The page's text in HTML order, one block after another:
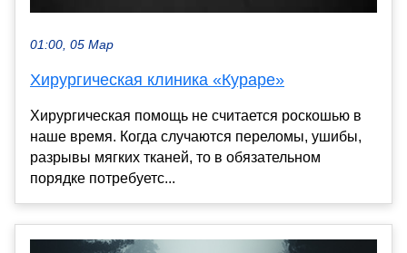
01:00, 05 Мар
Хирургическая клиника «Кураре»
Хирургическая помощь не считается роскошью в
наше время. Когда случаются переломы, ушибы,
разрывы мягких тканей, то в обязательном
порядке потребуетс...